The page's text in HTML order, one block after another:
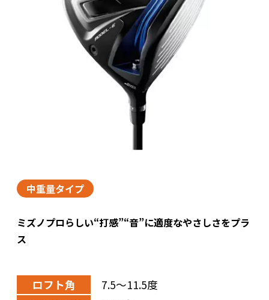
中重量タイプ
ミズノプロらしい“打感”“音”に適度なやさしさをプラ
ス
ロフト角
7.5～11.5度